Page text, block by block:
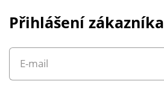
Přihlášení zákazníka
E-mail